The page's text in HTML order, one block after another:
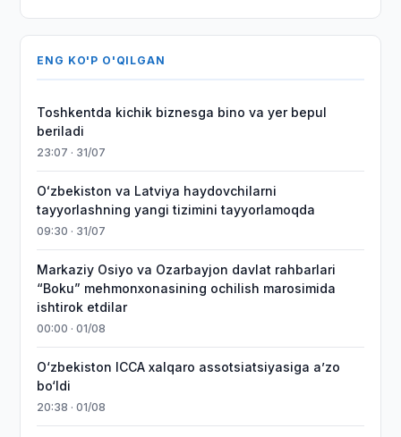
ENG KO'P O'QILGAN
Toshkentda kichik biznesga bino va yer bepul
beriladi
23:07 · 31/07
Oʻzbekiston va Latviya haydovchilarni
tayyorlashning yangi tizimini tayyorlamoqda
09:30 · 31/07
Markaziy Osiyo va Ozarbayjon davlat rahbarlari
“Boku” mehmonxonasining ochilish marosimida
ishtirok etdilar
00:00 · 01/08
O‘zbekiston ICCA xalqaro assotsiatsiyasiga aʼzo
bo‘ldi
20:38 · 01/08